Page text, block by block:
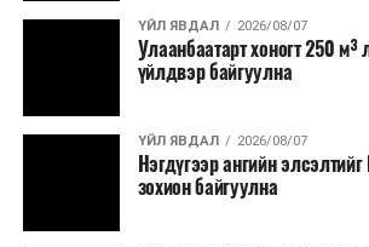
анхааруулсан бөгөөд энэ нь гал
шинэ сорилт учруулж болзошгүйг
ҮЙЛ ЯВДАЛ 2026/08/07
Улаанбаатарт хоногт 250 м³
үйлдвэр байгуулна
ҮЙЛ ЯВДАЛ 2026/08/07
Нэгдүгээр ангийн
зохион байгуулна